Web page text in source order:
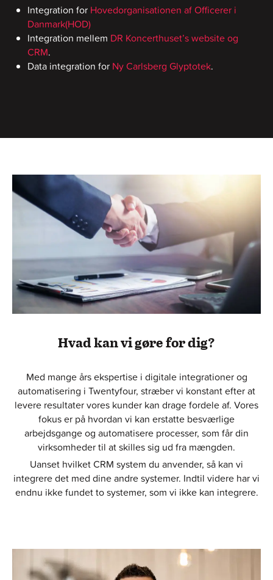
Integration for Hovedorganisationen af Officerer i
Danmark(HOD)
Integration mellem DR Koncerthuset’s website og
CRM.
Data integration for Ny Carlsberg Glyptotek.
Hvad kan vi gøre for dig?
Med mange års ekspertise i digitale integrationer og
automatisering i Twentyfour, stræber vi konstant efter at
levere resultater vores kunder kan drage fordele af. Vores
fokus er på hvordan vi kan erstatte besværlige
arbejdsgange og automatisere processer, som får din
virksomheder til at skilles sig ud fra mængden.
Uanset hvilket CRM system du anvender, så kan vi
integrere det med dine andre systemer. Indtil videre har vi
endnu ikke fundet to systemer, som vi ikke kan integrere.